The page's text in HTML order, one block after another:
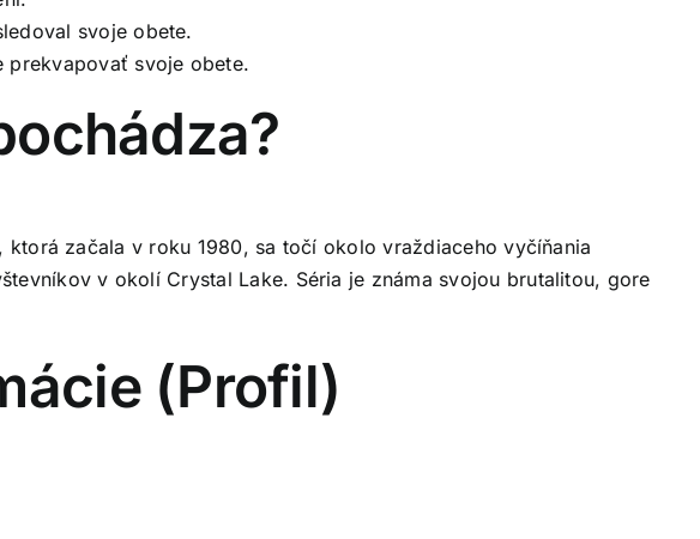
svoje obete.
prekvapovať svoje obete.
začala v roku 1980, sa točí okolo vraždiaceho vyčíňania
v okolí Crystal Lake. Séria je známa svojou brutalitou, gore
(Profil)